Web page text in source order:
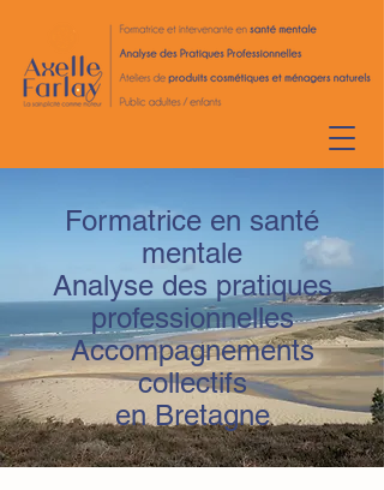
Formatrice en santé
mentale
Analyse des pratiques
professionnelles
Accompagnements
collectifs
en Bretagne